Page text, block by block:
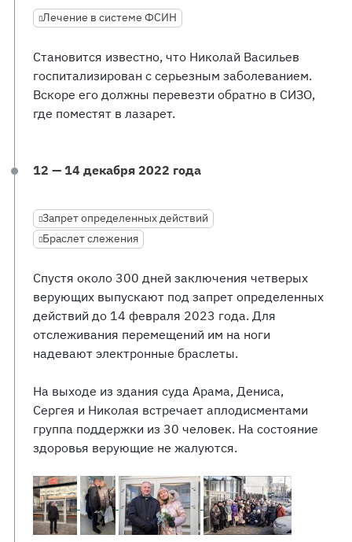
Лечение в системе ФСИН
Становится известно, что Николай Васильев
госпитализирован с серьезным заболеванием.
Вскоре его должны перевезти обратно в СИЗО,
где поместят в лазарет.
12 — 14 декабря 2022 года
Запрет определенных действий
Браслет слежения
Спустя около 300 дней заключения четверых
верующих выпускают под запрет определенных
действий до 14 февраля 2023 года. Для
отслеживания перемещений им на ноги
надевают электронные браслеты.
На выходе из здания суда Арама, Дениса,
Сергея и Николая встречает аплодисментами
группа поддержки из 30 человек. На состояние
здоровья верующие не жалуются.